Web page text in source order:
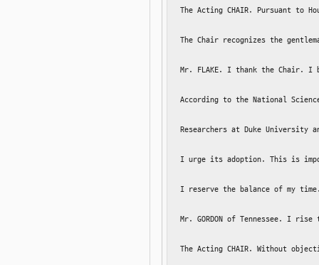
The Acting CHAIR. Pursuant to
The Chair recognizes the
Mr. FLAKE. I thank the Chair. I
According to the National
Researchers at Duke University
I urge its adoption. This is
I reserve the balance of my
Mr. GORDON of Tennessee. I
The Acting CHAIR. Without